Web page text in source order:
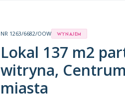
NR 1263/6682/OOW Wynajem
Lokal 137 m2
witryna, Centrum
miasta